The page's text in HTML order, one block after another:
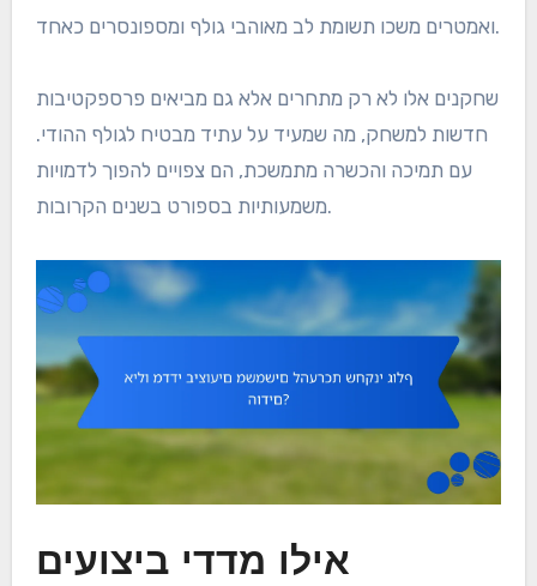
ואמטרים משכו תשומת לב מאוהבי גולף ומספונסרים כאחד.
שחקנים אלו לא רק מתחרים אלא גם מביאים פרספקטיבות
חדשות למשחק, מה שמעיד על עתיד מבטיח לגולף ההודי.
עם תמיכה והכשרה מתמשכת, הם צפויים להפוך לדמויות
משמעותיות בספורט בשנים הקרובות.
אילו מדדי ביצועים